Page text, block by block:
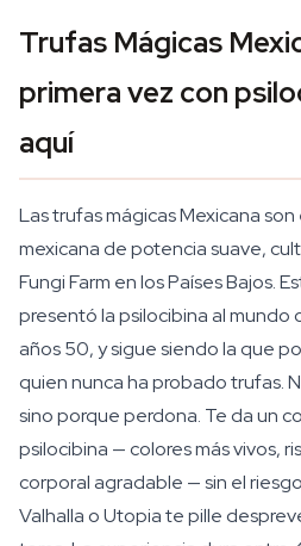
Trufas Mágicas
primera vez con
aquí
Las trufas mágicas Mexicana
mexicana de potencia suave,
Fungi Farm en los Países Bajos.
presentó la psilocibina al mundo
años 50, y sigue siendo la que
quien nunca ha probado trufas.
sino porque perdona. Te da un
psilocibina — colores más vivos,
corporal agradable — sin el
Valhalla o Utopia te pille